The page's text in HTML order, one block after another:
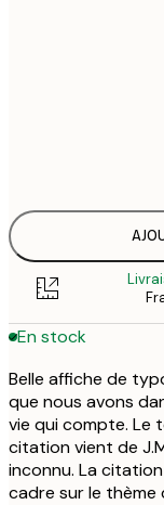
En stock
Belle affiche de
que nous avons
vie qui compte. Le
citation vient de
inconnu. La
cadre sur le thème